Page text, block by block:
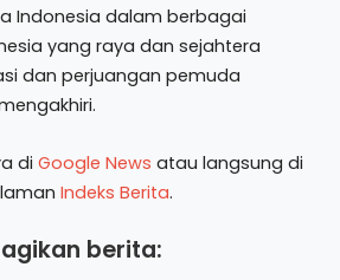
Indonesia dalam berbagai
yang raya dan sejahtera
dan perjuangan pemuda
di Google News atau langsung di
Indeks Berita.
berita: